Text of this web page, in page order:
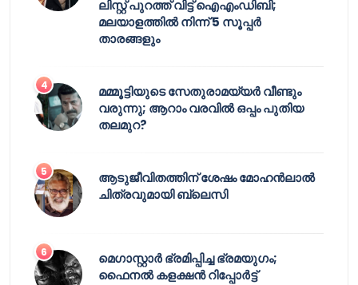
ലിസ്റ്റ് പുറത്ത് വിട്ട് ഐഎംഡിബി;
മലയാളത്തിൽ നിന്ന് 5 സൂപ്പർ
താരങ്ങളും
മമ്മൂട്ടിയുടെ സേതുരാമയ്യർ വീണ്ടും
വരുന്നു; ആറാം വരവിൽ ഒപ്പം പുതിയ
തലമുറ?
ആടുജീവിതത്തിന് ശേഷം മോഹൻലാൽ
ചിത്രവുമായി ബ്ലെസി
മെഗാസ്റ്റാർ ഭ്രമിപ്പിച്ച ഭ്രമയുഗം;
ഫൈനൽ കളക്ഷൻ റിപ്പോർട്ട്